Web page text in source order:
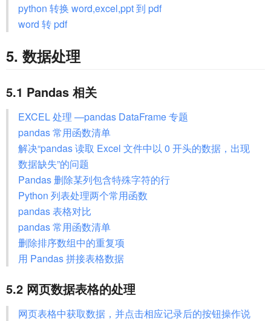
python 转换 word,excel,ppt 到 pdf
word 转 pdf
5. 数据处理
5.1 Pandas 相关
EXCEL 处理 —pandas DataFrame 专题
pandas 常用函数清单
解决“pandas 读取 Excel 文件中以 0 开头的数据，出现
数据缺失”的问题
Pandas 删除某列包含特殊字符的行
Python 列表处理两个常用函数
pandas 表格对比
pandas 常用函数清单
删除排序数组中的重复项
用 Pandas 拼接表格数据
5.2 网页数据表格的处理
网页表格中获取数据，并点击相应记录后的按钮操作说